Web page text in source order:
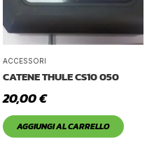
ACCESSORI
CATENE THULE CS10 050
20,00€
AGGIUNGI AL CARRELLO